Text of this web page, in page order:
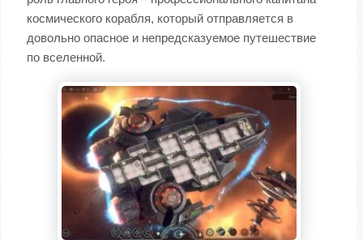
космического корабля, который отправляется в
довольно опасное и непредсказуемое путешествие
по вселенной.